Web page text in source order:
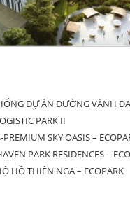
DỰ ÁN ĐƯỜNG VÀNH
PARK II
SKY OASIS –
PARK RESIDENCES –
HỒ THIÊN NGA – ECOPARK